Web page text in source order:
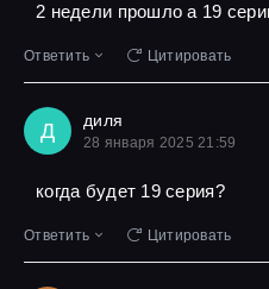
2 недели прошло а 19
Ответить Цитировать
Д диля
28 января 2025 21:59
когда будет 19 серия?
Ответить Цитировать